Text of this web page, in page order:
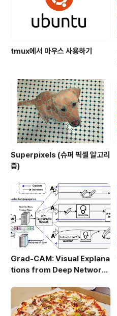
tmux에서 마우스 사용하기
Superpixels (슈퍼 픽셀 알고리
즘)
Grad-CAM: Visual Explana
tions from Deep Network
lization